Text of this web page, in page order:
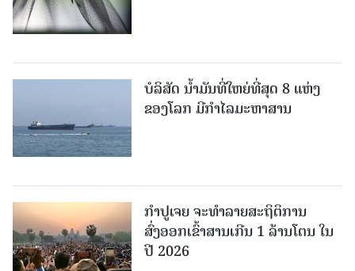
ບໍລິສັດ ນ້ຳມັນທີ່ໃຫຍ່ທີ່ສຸດ 8 ແຫ່ງ
ຂອງໂລກ ມີກຳໄລມະຫາສານ
ກຳປູເຈຍ ຈະທຳລາຍສະຖິຕິການ
ສົ່ງອອກເຂົ້າສານເກີນ 1 ລ້ານໂຕນ ໃນ
ປີ 2026